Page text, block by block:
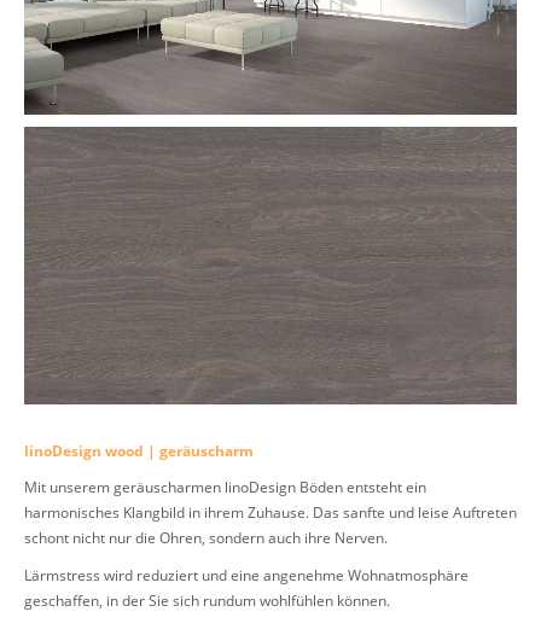
linoDesign wood | geräuscharm
Mit unserem geräuscharmen linoDesign Böden entsteht ein
harmonisches Klangbild in ihrem Zuhause. Das sanfte und leise Auftreten
schont nicht nur die Ohren, sondern auch ihre Nerven.
Lärmstress wird reduziert und eine angenehme Wohnatmosphäre
geschaffen, in der Sie sich rundum wohlfühlen können.